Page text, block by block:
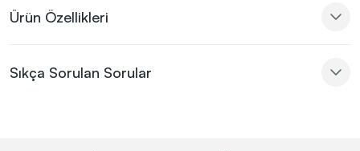
Ürün Özellikleri
Sıkça Sorulan Sorular